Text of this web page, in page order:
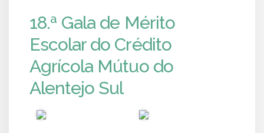
18.ª Gala de Mérito
Escolar do Crédito
Agrícola Mútuo do
Alentejo Sul